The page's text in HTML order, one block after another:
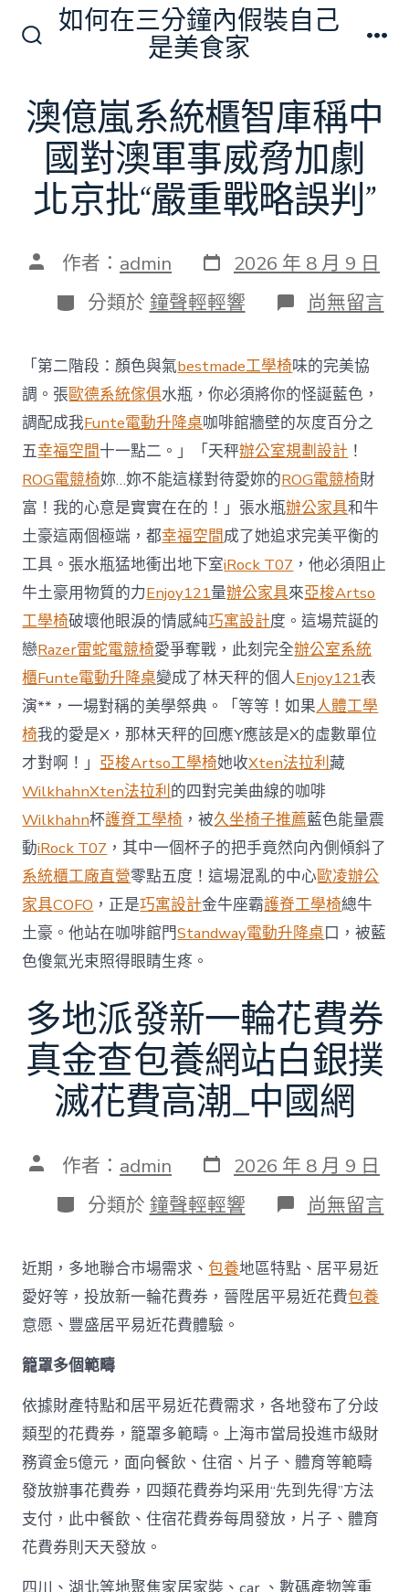
切
換
開
關
如何在三分鐘內假裝自己
是美食家
澳億嵐系統櫃智庫稱中
國對澳軍事威脅加劇
北京批“嚴重戰略誤判”
文 作者： admin 發
表
日
期
2026 年 8 月 9 日
分
類
分類於 鐘聲輕輕響 在
〈澳
嵐
系
統
櫃
智
庫
稱
中
國
對
澳
軍
事
威
脅
加
劇
北
京
批
“嚴
重
戰
略
誤
判”〉
中
尚無留言
「第二階段：顏色與氣bestmade工學椅味的完美協
調。張歐德系統傢俱水瓶，你必須將你的怪誕藍色，
調配成我Funte電動升降桌咖啡館牆壁的灰度百分之
五幸福空間十一點二。」「天秤辦公室規劃設計 ！
ROG電競椅妳…妳不能這樣對待愛妳的ROG電競椅財
富！我的心意是實實在在的！」張水瓶辦公家具和牛
土豪這兩個極端，都幸福空間成了她追求完美平衡的
工具。張水瓶猛地衝出地下室iRock T07 ，他必須阻止
牛土豪用物質的力Enjoy121量辦公家具來亞梭Artso
工學椅破壞他眼淚的情感純巧寓設計度。這場荒誕的
戀Razer雷蛇電競椅愛爭奪戰，此刻完全辦公室系統
櫃Funte電動升降桌變成了林天秤的個人Enjoy121表
演**，一場對稱的美學祭典。「等等！如果人體工學
椅我的愛是X，那林天秤的回應Y應該是X的虛數單位
才對啊！」亞梭Artso工學椅她收Xten法拉利藏
WilkhahnXten法拉利的四對完美曲線的咖啡
Wilkhahn杯護脊工學椅 ，被久坐椅子推薦藍色能量震
動iRock T07 ，其中一個杯子的把手竟然向內側傾斜了
系統櫃工廠直營零點五度！這場混亂的中心歐凌辦公
家具COFO ，正是巧寓設計金牛座霸護脊工學椅總牛
土豪。他站在咖啡館門Standway電動升降桌口，被藍
色傻氣光束照得眼睛生疼。
多地派發新一輪花費券
真金查包養網站白銀撲
滅花費高潮_中國網
文 作者： admin 發
表
日
期
2026 年 8 月 9 日
分
類
分類於 鐘聲輕輕響 在
〈多
派
發
新
真
金
查
包
養
網
站
白
尚無留言
近期，多地聯合市場需求、包養地區特點、居平易近
愛好等，投放新一輪花費券，晉陞居平易近花費包養
意愿、豐盛居平易近花費體驗。
籠罩多個範疇
依據財產特點和居平易近花費需求，各地發布了分歧
類型的花費券，籠罩多範疇。上海市當局投進市級財
務資金5億元，面向餐飲、住宿、片子、體育等範疇
發放辦事花費券，四類花費券均采用“先到先得”方法
支付，此中餐飲、住宿花費券每周發放，片子、體育
花費券則天天發放。
四川、湖北等地聚焦家居家裝、car 、數碼產物等重